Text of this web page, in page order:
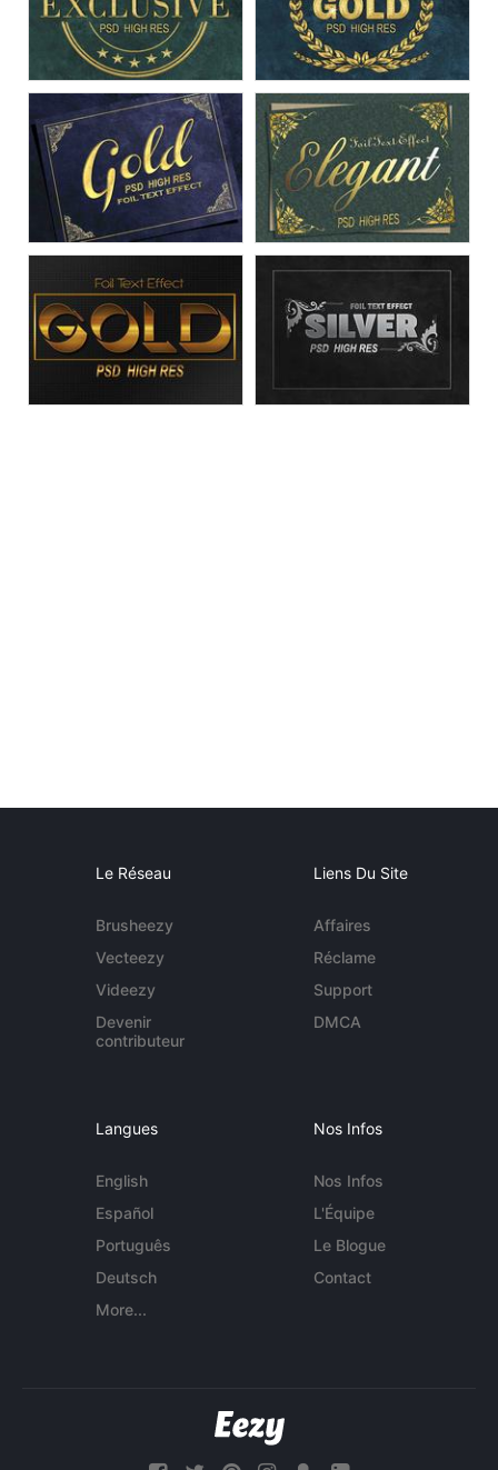
Le Réseau
Brusheezy
Vecteezy
Videezy
Devenir
contributeur
Liens Du Site
Affaires
Réclame
Support
DMCA
Langues
English
Español
Português
Deutsch
More...
Nos Infos
Nos Infos
L'Équipe
Le Blogue
Contact